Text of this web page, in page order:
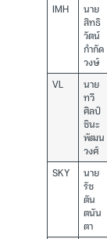
IMH
นาย
สิทธิ
วัตน์
กำกัด
วงษ์
VL
นาย
ทวี
ศิลป์
ชินะ
พัฒน
วงศ์
SKY
นาย
รัช
ตัน
ตนัน
ตา